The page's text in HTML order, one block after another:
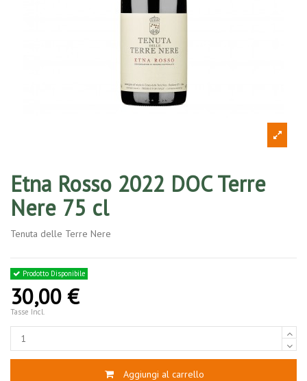
Etna Rosso 2022 DOC Terre
Nere 75 cl
Tenuta delle Terre Nere
Prodotto Disponibile
30,00 €
Tasse Incl.
Aggiungi al carrello